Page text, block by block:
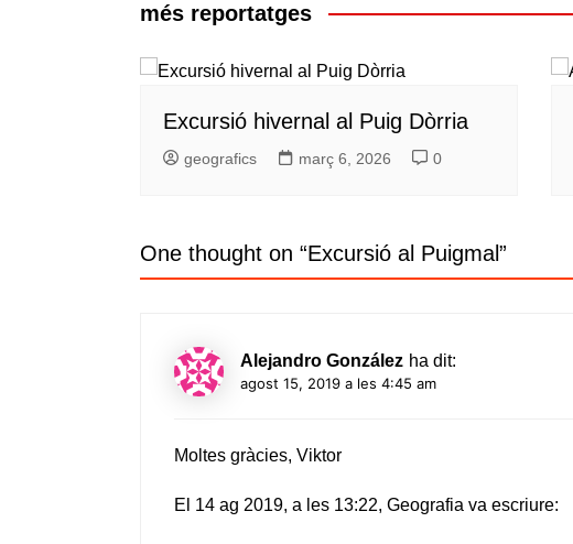
més reportatges
Excursió hivernal al Puig Dòrria
geografics març 6, 2026 0
One thought on “Excursió al Puigmal”
Alejandro González ha dit:
agost 15, 2019 a les 4:45 am
Moltes gràcies, Viktor
El 14 ag 2019, a les 13:22, Geografia va escriure: